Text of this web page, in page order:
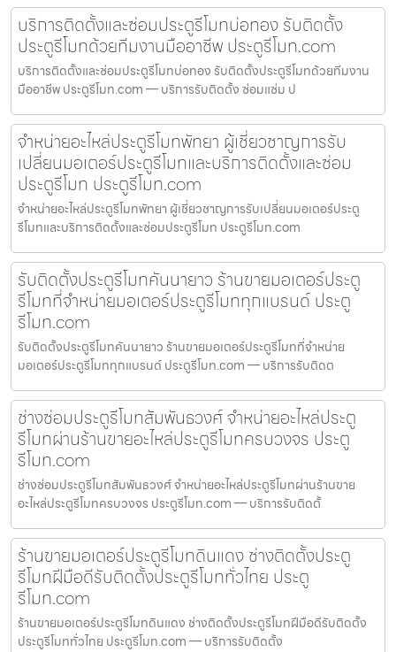
บริการติดตั้งและซ่อมประตูรีโมทบ่อทอง รับติดตั้ง
ประตูรีโมทด้วยทีมงานมืออาชีพ ประตูรีโมท.com
บริการติดตั้งและซ่อมประตูรีโมทบ่อทอง รับติดตั้งประตูรีโมทด้วยทีมงาน
มืออาชีพ ประตูรีโมท.com — บริการรับติดตั้ง ซ่อมแซ่ม ป
จำหน่ายอะไหล่ประตูรีโมทพัทยา ผู้เชี่ยวชาญการรับ
เปลี่ยนมอเตอร์ประตูรีโมทและบริการติดตั้งและซ่อม
ประตูรีโมท ประตูรีโมท.com
จำหน่ายอะไหล่ประตูรีโมทพัทยา ผู้เชี่ยวชาญการรับเปลี่ยนมอเตอร์ประตู
รีโมทและบริการติดตั้งและซ่อมประตูรีโมท ประตูรีโมท.com
รับติดตั้งประตูรีโมทคันนายาว ร้านขายมอเตอร์ประตู
รีโมทที่จำหน่ายมอเตอร์ประตูรีโมททุกแบรนด์ ประตู
รีโมท.com
รับติดตั้งประตูรีโมทคันนายาว ร้านขายมอเตอร์ประตูรีโมทที่จำหน่าย
มอเตอร์ประตูรีโมททุกแบรนด์ ประตูรีโมท.com — บริการรับติดต
ช่างซ่อมประตูรีโมทสัมพันธวงศ์ จำหน่ายอะไหล่ประตู
รีโมทผ่านร้านขายอะไหล่ประตูรีโมทครบวงจร ประตู
รีโมท.com
ช่างซ่อมประตูรีโมทสัมพันธวงศ์ จำหน่ายอะไหล่ประตูรีโมทผ่านร้านขาย
อะไหล่ประตูรีโมทครบวงจร ประตูรีโมท.com — บริการรับติดตั้
ร้านขายมอเตอร์ประตูรีโมทดินแดง ช่างติดตั้งประตู
รีโมทฝีมือดีรับติดตั้งประตูรีโมททั่วไทย ประตู
รีโมท.com
ร้านขายมอเตอร์ประตูรีโมทดินแดง ช่างติดตั้งประตูรีโมทฝีมือดีรับติดตั้ง
ประตูรีโมททั่วไทย ประตูรีโมท.com — บริการรับติดตั้ง